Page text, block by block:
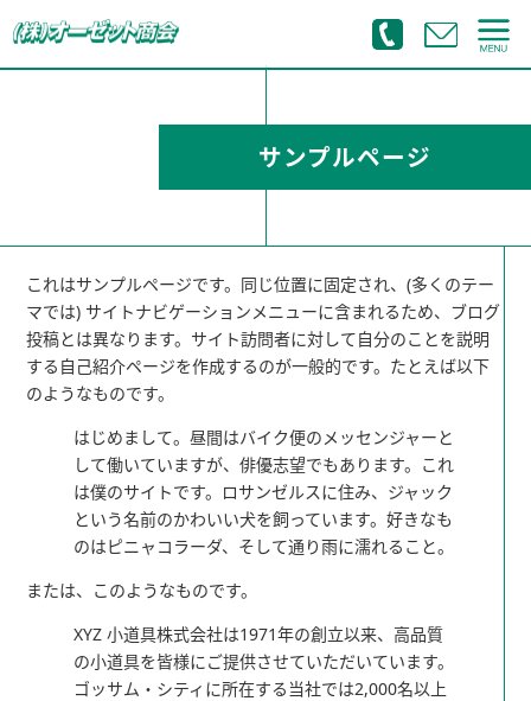
サンプルページ
これはサンプルページです。同じ位置に固定され、(多くのテー
マでは) サイトナビゲーションメニューに含まれるため、ブログ
投稿とは異なります。サイト訪問者に対して自分のことを説明
する自己紹介ページを作成するのが一般的です。たとえば以下
のようなものです。
はじめまして。昼間はバイク便のメッセンジャーと
して働いていますが、俳優志望でもあります。これ
は僕のサイトです。ロサンゼルスに住み、ジャック
という名前のかわいい犬を飼っています。好きなも
のはピニャコラーダ、そして通り雨に濡れること。
または、このようなものです。
XYZ 小道具株式会社は1971年の創立以来、高品質
の小道具を皆様にご提供させていただいています。
ゴッサム・シティに所在する当社では2,000名以上